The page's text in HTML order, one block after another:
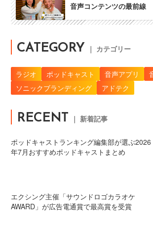
音声コンテンツの最前線
CATEGORY ｜ カテゴリー
ラジオ ポッドキャスト 音声アプリ
ソニックブランディング
アドテク
RECENT ｜ 新着記事
ポッドキャストランキング編集部が選ぶ2026
年7月おすすめポッドキャストまとめ
エクシング主催「サウンドロゴカラオケ
AWARD」が広告電通賞で最高賞を受賞